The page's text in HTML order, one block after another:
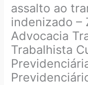
assalto ao
indenizado –
Advocacia
Trabalhista